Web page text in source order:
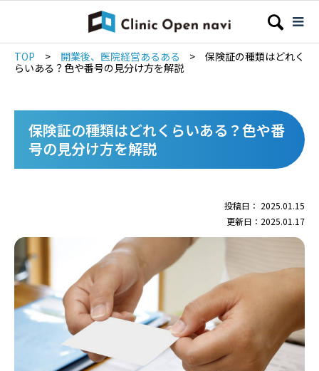
TOP > 開業後、医院経営あるある >
保険証の種類はどれく
らいある？色や番号の見分け方を解説
保険証の種類はどれくらいある？色や番
号の見分け方を解説
投稿日： 2025.01.15
更新日：2025.01.17